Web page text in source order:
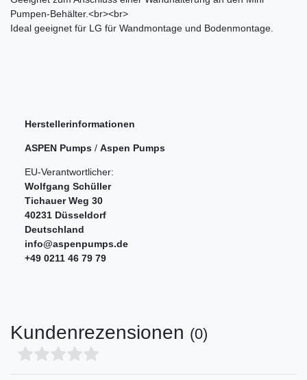
Pumpen-Behälter.<br><br>
Ideal geeignet für LG für Wandmontage und Bodenmontage.
Herstellerinformationen
ASPEN Pumps / Aspen Pumps
EU-Verantwortlicher:
Wolfgang Schüller
Tichauer Weg 30
40231 Düsseldorf
Deutschland
info@aspenpumps.de
+49 0211 46 79 79
Kundenrezensionen (0)